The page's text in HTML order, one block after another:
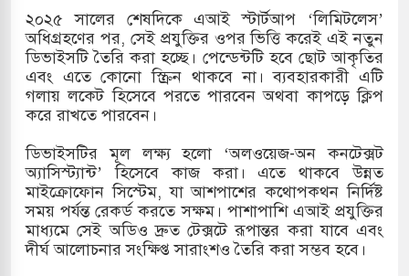
অ্যারেস্ট আবেদন, বরগুনার এসআইয়ের বিরুদ্ধে
নতুন বাংলাদেশের পথচলার কেন্দ্র হবে: ড.
বিভিন্ন খাতে সৌদির বিনিয়োগের আহবান প্রধানমন্ত্রীর
হামলায় ছাত্রদল ও ছাত্রলীগের আচরণ ইসরায়েলের
২০২৫ সালের শেষদিকে এআই স্টার্টআপ ‘লিমিটলেস’
অধিগ্রহণের পর, সেই প্রযুক্তির ওপর ভিত্তি করেই এই নতুন
ডিভাইসটি তৈরি করা হচ্ছে। পেন্ডেন্টটি হবে ছোট আকৃতির
এবং এতে কোনো স্ক্রিন থাকবে না। ব্যবহারকারী এটি
গলায় লকেট হিসেবে পরতে পারবেন অথবা কাপড়ে ক্লিপ
করে রাখতে পারবেন।
ডিভাইসটির মূল লক্ষ্য হলো ‘অলওয়েজ-অন কনটেক্সট
অ্যাসিস্ট্যান্ট’ হিসেবে কাজ করা। এতে থাকবে উন্নত
মাইক্রোফোন সিস্টেম, যা আশপাশের কথোপকথন নির্দিষ্ট
সময় পর্যন্ত রেকর্ড করতে সক্ষম। পাশাপাশি এআই প্রযুক্তির
মাধ্যমে সেই অডিও দ্রুত টেক্সটে রূপান্তর করা যাবে এবং
দীর্ঘ আলোচনার সংক্ষিপ্ত সারাংশও তৈরি করা সম্ভব হবে।